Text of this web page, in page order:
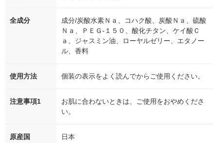
全成分
成分/炭酸水素Ｎａ、コハク酸、炭酸Ｎａ、硫酸
Ｎａ、ＰＥＧ-１５０、酸化チタン、ケイ酸Ｃ
ａ、ジャスミン油、ローヤルゼリー、エタノー
ル、香料
使用方法 個装の表示をよく読んでからご使用ください。
注意事項1
お肌に合わないときは、ご使用をおやめくださ
い。
原産国 日本